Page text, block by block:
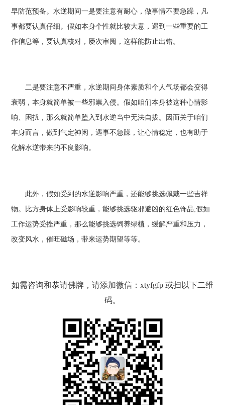
早防范预备。水逆期间一是要注意有耐心，做事情不要急躁，凡
事都要认真仔细。假如本身个性就比较大意，遇到一些重要的工
作信息等，要认真核对，屡次审阅，这样能防止出错。
二是要注意不严重，水逆期间身体素质和个人气场都会变得
衰弱，本身就简单被一些邪祟入侵。假如咱们本身被这种心情影
响、困扰，那么就简单堕入到水逆当中无法自拔。因而关于咱们
本身而言，做到气定神闲，遇事不急躁，让心情稳定，也有助于
化解水逆带来的不良影响。
此外，假如受到的水逆影响严重，还能够挑选佩戴一些吉祥
物。比方身体上受影响较重，能够挑选驱邪避凶的红色饰品;假如
工作运势受挫严重，那么能够挑选饲养绿植，缓解严重和压力，
改变风水，催旺磁场，带来运势期望等等。
如需咨询和恭请佛牌，请添加微信：xtyfgfp 或扫以下二维
码。